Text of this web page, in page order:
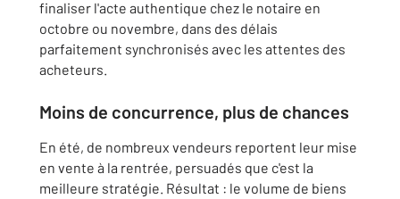
finaliser l'acte authentique chez le notaire en
octobre ou novembre, dans des délais
parfaitement synchronisés avec les attentes des
acheteurs.
Moins de concurrence, plus de chances
En été, de nombreux vendeurs reportent leur mise
en vente à la rentrée, persuadés que c'est la
meilleure stratégie. Résultat : le volume de biens